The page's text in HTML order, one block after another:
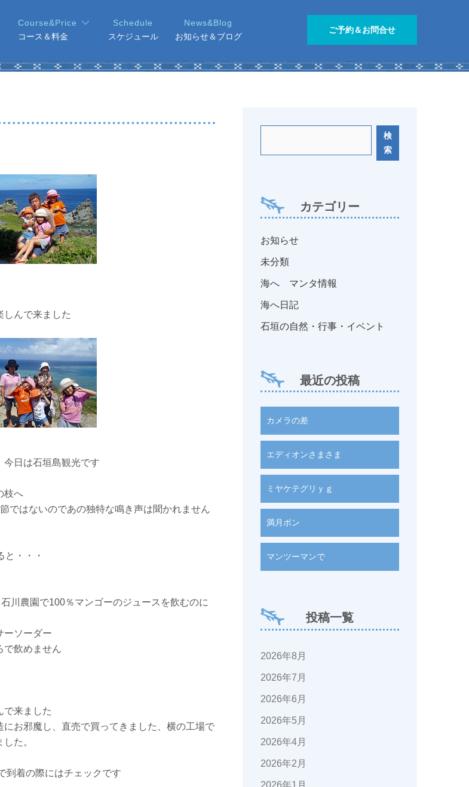
コース＆料金 スケジュール お知らせ＆ブログ
ご予約＆お問合せ
しんで来ました
日は石垣島観光です
枝へ
ではないのであの独特な鳴き声は聞かれません
・・・
川農園で100％マンゴーのジュースを飲むのに
ーソーダー
で飲めません
で来ました
お邪魔し、直売で買ってきました、横の工場で
た。
到着の際にはチェックです
検
索
カテゴリー
お知らせ
未分類
海へ マンタ情報
海へ日記
石垣の自然・行事・イベント
最近の投稿
カメラの差
エディオンさまさま
ミヤケテグリｙｇ
満月ポン
マンツーマンで
投稿一覧
2026年8月
2026年7月
2026年6月
2026年5月
2026年4月
2026年2月
2026年1月